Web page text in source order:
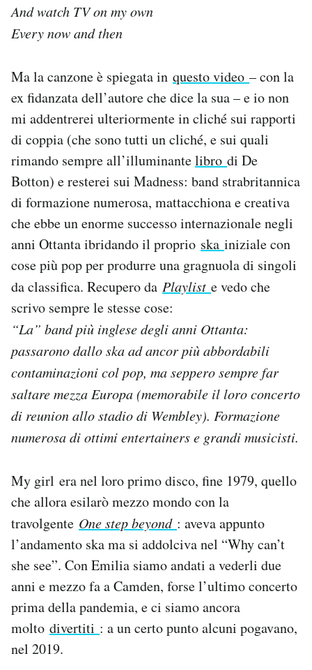
And watch TV on my own
Every now and then
Ma la canzone è spiegata in questo video – con la
ex fidanzata dell’autore che dice la sua – e io non
mi addentrerei ulteriormente in cliché sui rapporti
di coppia (che sono tutti un cliché, e sui quali
rimando sempre all’illuminantelibro di De
Botton) e resterei sui Madness: band strabritannica
di formazione numerosa, mattacchiona e creativa
che ebbe un enorme successo internazionale negli
anni Ottanta ibridando il proprio ska iniziale con
cose più pop per produrre una gragnuola di singoli
da classifica. Recupero da Playlist e vedo che
scrivo sempre le stesse cose:
“La” band più inglese degli anni Ottanta:
passarono dallo ska ad ancor più abbordabili
contaminazioni col pop, ma seppero sempre far
saltare mezza Europa (memorabile il loro concerto
di reunion allo stadio di Wembley). Formazione
numerosa di ottimi entertainers e grandi musicisti.
My girl era nel loro primo disco, fine 1979, quello
che allora esilarò mezzo mondo con la
travolgente One step beyond : aveva appunto
l’andamento ska ma si addolciva nel “Why can’t
she see”. Con Emilia siamo andati a vederli due
anni e mezzo fa a Camden, forse l’ultimo concerto
prima della pandemia, e ci siamo ancora
molto divertiti : a un certo punto alcuni pogavano,
nel 2019.